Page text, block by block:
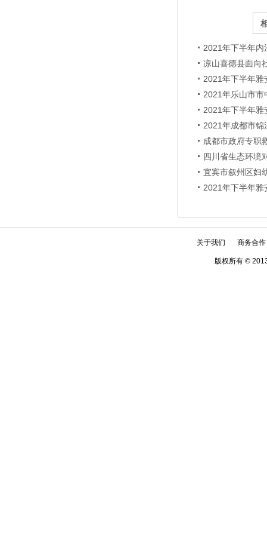
2021年下半年内
凉山喜德县面向
2021年下半年雅
2021年乐山市市
2021年下半年雅
2021年成都市锦
成都市政府专职
四川省生态环境
宜宾市叙州区妇
2021年下半年雅
关于我们 商务合作
版权所有 ©